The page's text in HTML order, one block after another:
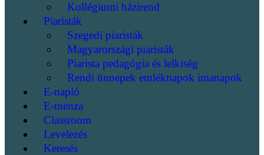
Kollégiumi házirend
Piaristák
Szegedi piaristák
Magyarországi piaristák
Piarista pedagógia és lelkiség
Rendi ünnepek emléknapok imanapok
E-napló
E-menza
Classroom
Levelezés
Keresés